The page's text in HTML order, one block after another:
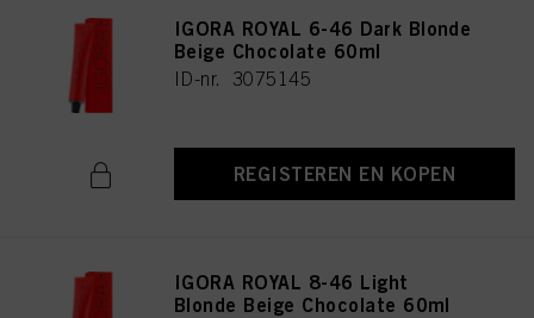
IGORA ROYAL 6-46 Dark Blonde
Beige Chocolate 60ml
ID-nr. 3075145
REGISTEREN EN KOPEN
IGORA ROYAL 8-46 Light
Blonde Beige Chocolate 60ml